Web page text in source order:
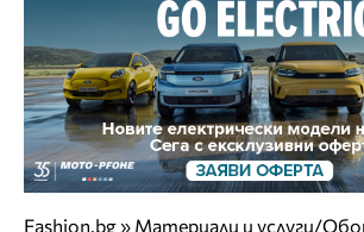
Fashion.bg» Материали и услуги/